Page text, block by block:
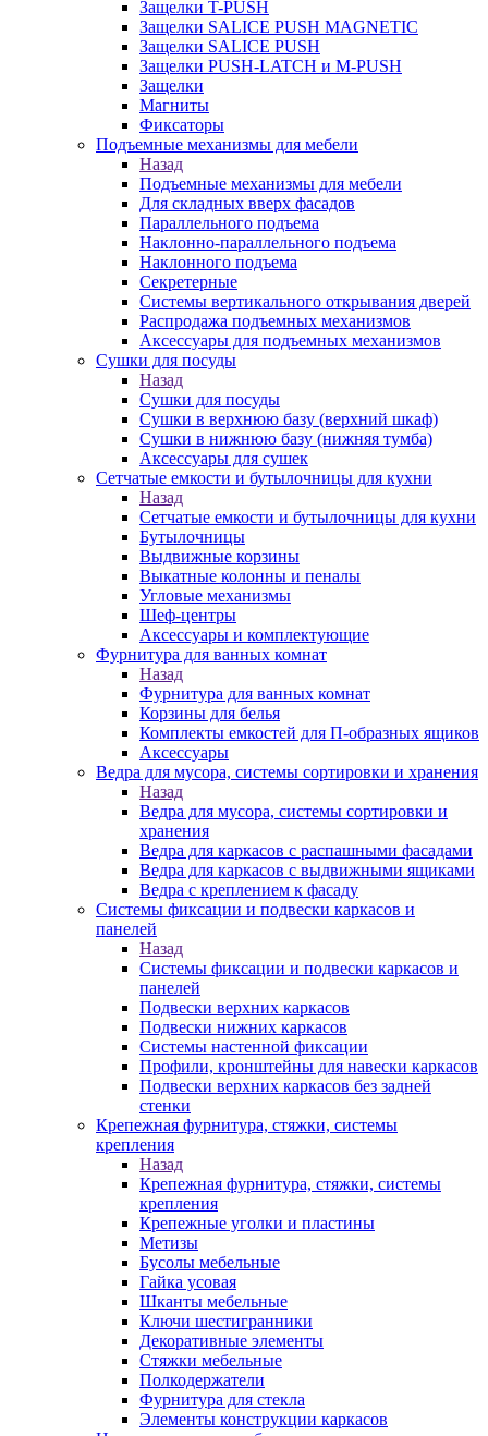
Защелки T-PUSH
Защелки SALICE PUSH MAGNETIC
Защелки SALICE PUSH
Защелки PUSH-LATCH и M-PUSH
Защелки
Магниты
Фиксаторы
Подъемные механизмы для мебели
Назад
Подъемные механизмы для мебели
Для складных вверх фасадов
Параллельного подъема
Наклонно-параллельного подъема
Наклонного подъема
Секретерные
Системы вертикального открывания дверей
Распродажа подъемных механизмов
Аксессуары для подъемных механизмов
Сушки для посуды
Назад
Сушки для посуды
Сушки в верхнюю базу (верхний шкаф)
Сушки в нижнюю базу (нижняя тумба)
Аксессуары для сушек
Сетчатые емкости и бутылочницы для кухни
Назад
Сетчатые емкости и бутылочницы для кухни
Бутылочницы
Выдвижные корзины
Выкатные колонны и пеналы
Угловые механизмы
Шеф-центры
Аксессуары и комплектующие
Фурнитура для ванных комнат
Назад
Фурнитура для ванных комнат
Корзины для белья
Комплекты емкостей для П-образных ящиков
Аксессуары
Ведра для мусора, системы сортировки и хранения
Назад
Ведра для мусора, системы сортировки и
хранения
Ведра для каркасов с распашными фасадами
Ведра для каркасов с выдвижными ящиками
Ведра с креплением к фасаду
Системы фиксации и подвески каркасов и
панелей
Назад
Системы фиксации и подвески каркасов и
панелей
Подвески верхних каркасов
Подвески нижних каркасов
Системы настенной фиксации
Профили, кронштейны для навески каркасов
Подвески верхних каркасов без задней
стенки
Крепежная фурнитура, стяжки, системы
крепления
Назад
Крепежная фурнитура, стяжки, системы
крепления
Крепежные уголки и пластины
Метизы
Бусолы мебельные
Гайка усовая
Шканты мебельные
Ключи шестигранники
Декоративные элементы
Стяжки мебельные
Полкодержатели
Фурнитура для стекла
Элементы конструкции каркасов